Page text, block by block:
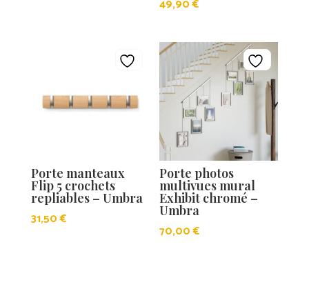
49,90€
Porte manteaux
Flip 5 crochets
repliables – Umbra
31,50€
Porte photos
multivues mural
Exhibit chromé –
Umbra
70,00€